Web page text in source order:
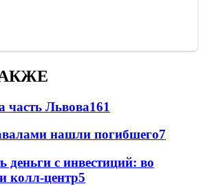
часть Львова161
нашли погибшего7
деньги с инвестиций: во
колл-центр5